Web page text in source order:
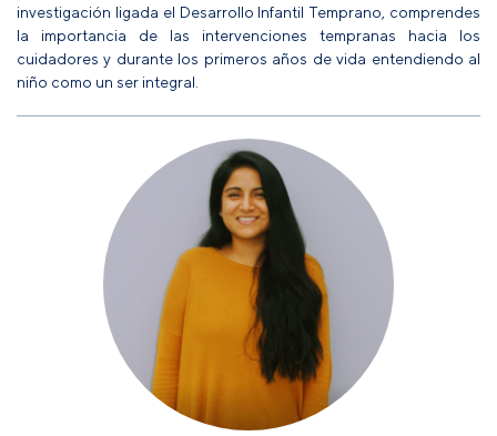
investigación ligada el Desarrollo Infantil Temprano, comprendes
la importancia de las intervenciones tempranas hacia los
cuidadores y durante los primeros años de vida entendiendo al
niño como un ser integral.